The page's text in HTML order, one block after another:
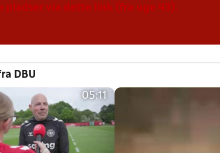
pladser via dette link (fra uge 43).
DBU
05:11